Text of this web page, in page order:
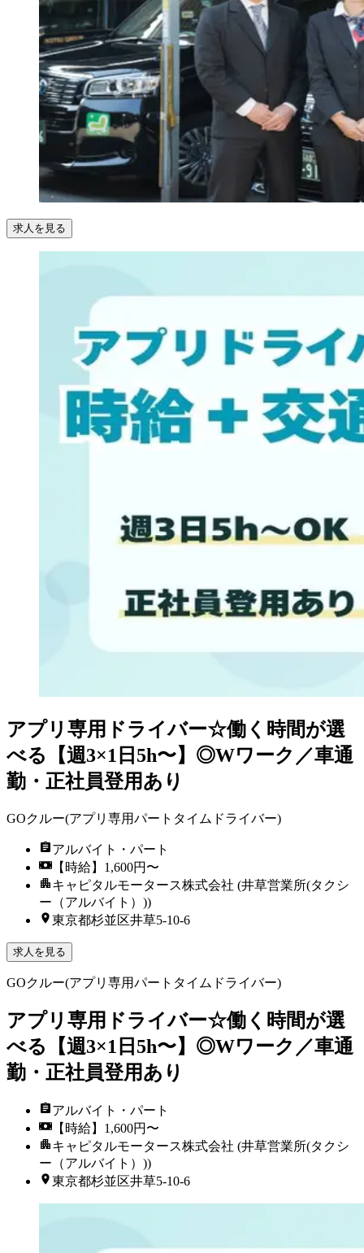
求人を見る
アプリ専用ドライバー☆働く時間が選
べる【週3×1日5h〜】◎Wワーク／車通
勤・正社員登用あり
GOクルー(アプリ専用パートタイムドライバー)
アルバイト・パート
【時給】1,600円〜
キャピタルモータース株式会社 (井草営業所(タクシ
ー（アルバイト）))
東京都杉並区井草5-10-6
求人を見る
GOクルー(アプリ専用パートタイムドライバー)
アプリ専用ドライバー☆働く時間が選
べる【週3×1日5h〜】◎Wワーク／車通
勤・正社員登用あり
アルバイト・パート
【時給】1,600円〜
キャピタルモータース株式会社 (井草営業所(タクシ
ー（アルバイト）))
東京都杉並区井草5-10-6